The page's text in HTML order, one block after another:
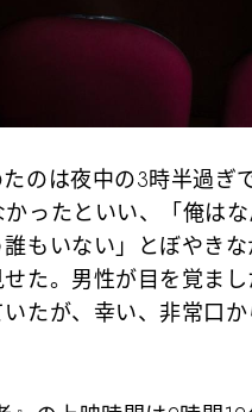
のは夜中の3時半過ぎ
ったといい、「俺は
もいない」とぼやき
た。男性が目を覚ま
たが、幸い、非常口